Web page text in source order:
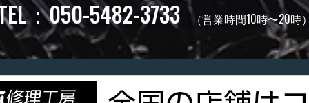
：050-5482-3733 （営業時間10時〜20時